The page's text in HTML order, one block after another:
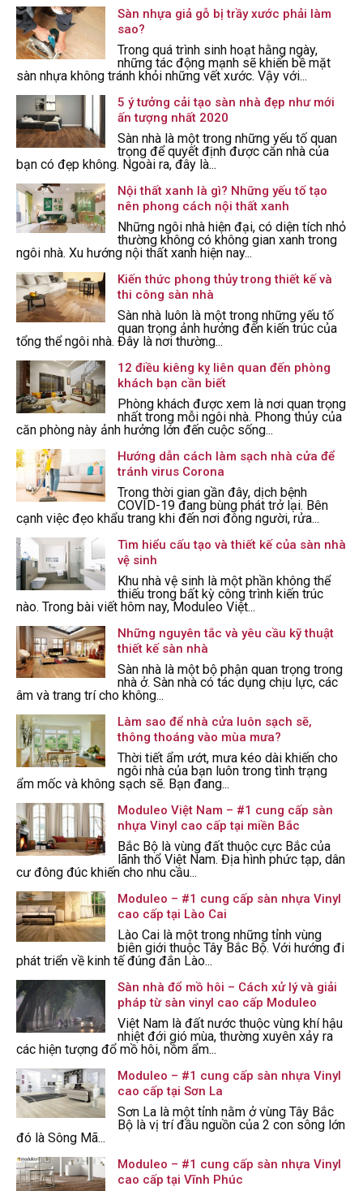
Sàn nhựa giả gỗ bị trầy xước phải làm
sao?
Trong quá trình sinh hoạt hằng ngày,
những tác động mạnh sẽ khiến bề mặt
sàn nhựa không tránh khỏi những vết xước. Vậy với...
5 ý tưởng cải tạo sàn nhà đẹp như mới
ấn tượng nhất 2020
Sàn nhà là một trong những yếu tố quan
trọng để quyết định được căn nhà của
bạn có đẹp không. Ngoài ra, đây là...
Nội thất xanh là gì? Những yếu tố tạo
nên phong cách nội thất xanh
Những ngôi nhà hiện đại, có diện tích nhỏ
thường không có không gian xanh trong
ngôi nhà. Xu hướng nội thất xanh hiện nay...
Kiến thức phong thủy trong thiết kế và
thi công sàn nhà
Sàn nhà luôn là một trong những yếu tố
quan trọng ảnh hưởng đến kiến trúc của
tổng thể ngôi nhà. Đây là nơi thường...
12 điều kiêng kỵ liên quan đến phòng
khách bạn cần biết
Phòng khách được xem là nơi quan trọng
nhất trong mỗi ngôi nhà. Phong thủy của
căn phòng này ảnh hưởng lớn đến cuộc sống...
Hướng dẫn cách làm sạch nhà cửa để
tránh virus Corona
Trong thời gian gần đây, dịch bệnh
COVID-19 đang bùng phát trở lại. Bên
cạnh việc đẹo khẩu trang khi đến nơi đông người, rửa...
Tìm hiểu cấu tạo và thiết kế của sàn nhà
vệ sinh
Khu nhà vệ sinh là một phần không thể
thiếu trong bất kỳ công trình kiến trúc
nào. Trong bài viết hôm nay, Moduleo Việt...
Những nguyên tắc và yêu cầu kỹ thuật
thiết kế sàn nhà
Sàn nhà là một bộ phận quan trọng trong
nhà ở. Sàn nhà có tác dụng chịu lực, các
âm và trang trí cho không...
Làm sao để nhà cửa luôn sạch sẽ,
thông thoáng vào mùa mưa?
Thời tiết ẩm ướt, mưa kéo dài khiến cho
ngôi nhà của bạn luôn trong tình trạng
ẩm mốc và không sạch sẽ. Bạn đang...
Moduleo Việt Nam – #1 cung cấp sàn
nhựa Vinyl cao cấp tại miền Bắc
Bắc Bộ là vùng đất thuộc cực Bắc của
lãnh thổ Việt Nam. Địa hình phức tạp, dân
cư đông đúc khiến cho nhu cầu...
Moduleo – #1 cung cấp sàn nhựa Vinyl
cao cấp tại Lào Cai
Lào Cai là một trong những tỉnh vùng
biên giới thuộc Tây Bắc Bộ. Với hướng đi
phát triển về kinh tế đúng đắn Lào...
Sàn nhà đổ mồ hôi – Cách xử lý và giải
pháp từ sàn vinyl cao cấp Moduleo
Việt Nam là đất nước thuộc vùng khí hậu
nhiệt đới gió mùa, thường xuyên xảy ra
các hiện tượng đổ mồ hôi, nồm ẩm...
Moduleo – #1 cung cấp sàn nhựa Vinyl
cao cấp tại Sơn La
Sơn La là một tỉnh nằm ở vùng Tây Bắc
Bộ là vị trí đầu nguồn của 2 con sông lớn
đó là Sông Mã...
Moduleo – #1 cung cấp sàn nhựa Vinyl
cao cấp tại Vĩnh Phúc